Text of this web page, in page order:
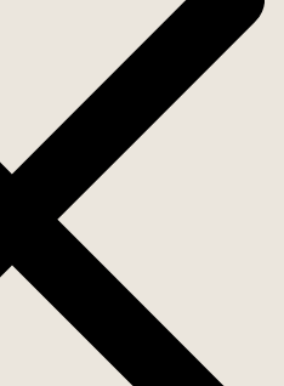
modern design och